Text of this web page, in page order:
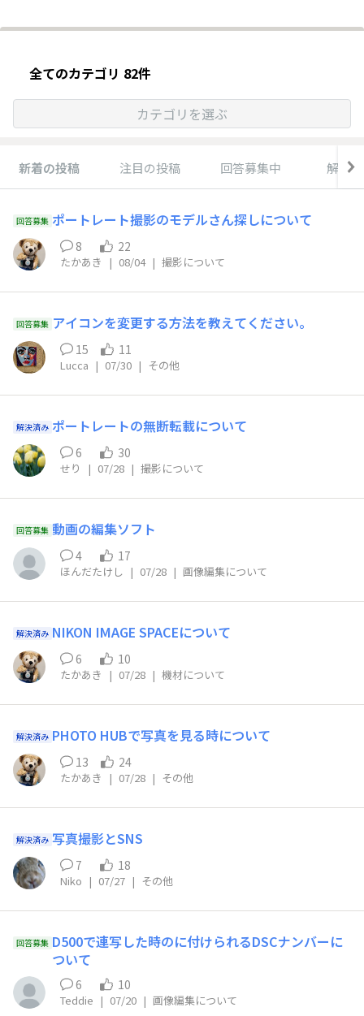
全てのカテゴリ 82件
カテゴリを選ぶ
新着の投稿 注目の投稿 回答募集中 解決
回答募集 ポートレート撮影のモデルさん探しについて
8 22
たかあき | 08/04 | 撮影について
回答募集 アイコンを変更する方法を教えてください。
15 11
Lucca | 07/30 | その他
解決済み ポートレートの無断転載について
6 30
せり | 07/28 | 撮影について
回答募集 動画の編集ソフト
4 17
ほんだたけし | 07/28 | 画像編集について
解決済み NIKON IMAGE SPACEについて
6 10
たかあき | 07/28 | 機材について
解決済み PHOTO HUBで写真を見る時について
13 24
たかあき | 07/28 | その他
解決済み 写真撮影とSNS
7 18
Niko | 07/27 | その他
回答募集 D500で連写した時のに付けられるDSCナンバーに
ついて
6 10
Teddie | 07/20 | 画像編集について